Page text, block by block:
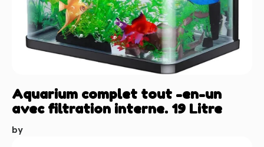
Aquarium complet tout -en-un
avec filtration interne. 19 Litre
by